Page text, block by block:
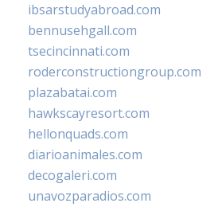
ibsarstudyabroad.com
bennusehgall.com
tsecincinnati.com
roderconstructiongroup.com
plazabatai.com
hawkscayresort.com
hellonquads.com
diarioanimales.com
decogaleri.com
unavozparadios.com